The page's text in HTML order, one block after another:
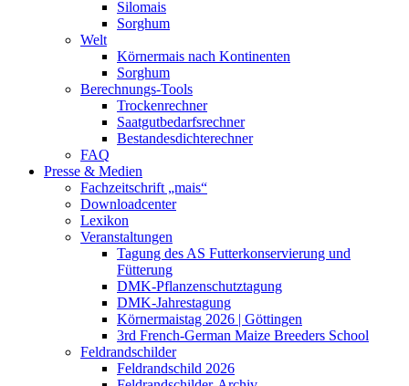
Silomais
Sorghum
Welt
Körnermais nach Kontinenten
Sorghum
Berechnungs-Tools
Trockenrechner
Saatgutbedarfsrechner
Bestandesdichterechner
FAQ
Presse & Medien
Fachzeitschrift „mais“
Downloadcenter
Lexikon
Veranstaltungen
Tagung des AS Futterkonservierung und
Fütterung
DMK-Pflanzenschutztagung
DMK-Jahrestagung
Körnermaistag 2026 | Göttingen
3rd French-German Maize Breeders School
Feldrandschilder
Feldrandschild 2026